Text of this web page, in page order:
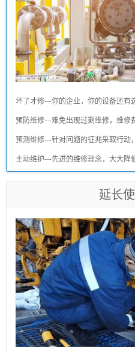
坏了才修---你的企业，你的设备还有
预防维修---难免出现过剩维修，维修
预测维修---针对问题的征兆采取行动
主动维护---先进的维修理念，大大降
延长